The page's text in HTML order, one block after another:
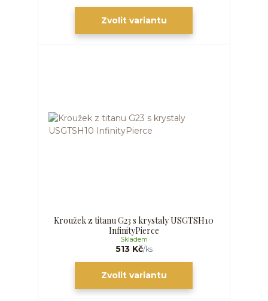
Zvolit variantu
Kroužek z titanu G23 s krystaly USGTSH10
InfinityPierce
513 Kč/ks
Skladem
Zvolit variantu